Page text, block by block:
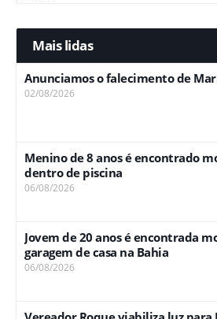
Mais lidas
Anunciamos o falecimento de
02/08/2026
Menino de 8 anos é encontrado
dentro de piscina
06/08/2026
Jovem de 20 anos é encontrada
garagem de casa na Bahia
06/08/2026